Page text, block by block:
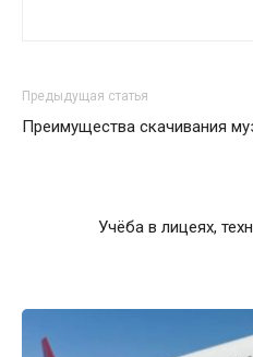
Предыдущая статья
Преимущества скачивания
Учёба в лицеях,